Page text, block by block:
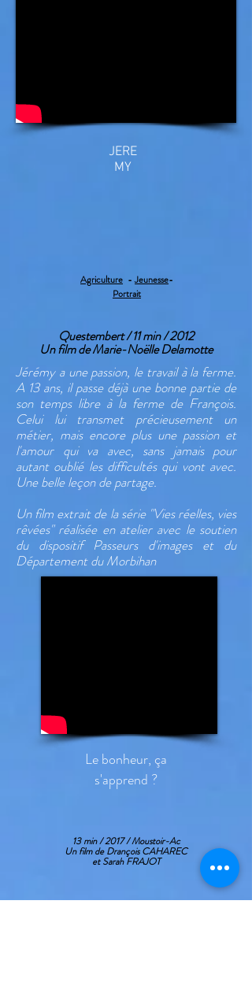
Agriculture -Jeunesse-
Portrait
JERE
MY
Questembert / 11 min / 2012
Un film deMarie-Noëlle Delamotte
Jérémy a une passion, le travail à la ferme.
A 13 ans, il passe déjà une bonne partie de
son temps libre à la ferme de François.
Celui lui transmet précieusement un
métier, mais encore plus une passion et
l'amour qui va avec, sans jamais pour
autant oublié les difficultés qui vont avec.
Une belle leçon de partage.
Un film extrait de la série "Vies réelles, vies
rêvées" réalisée en atelier avec le soutien
du dispositif Passeurs d'images et du
Département du Morbihan
13 min / 2017 / Moustoir-Ac
Un film de Drançois CAHAREC
et Sarah FRAJOT
Le bonheur, ça
s'apprend ?